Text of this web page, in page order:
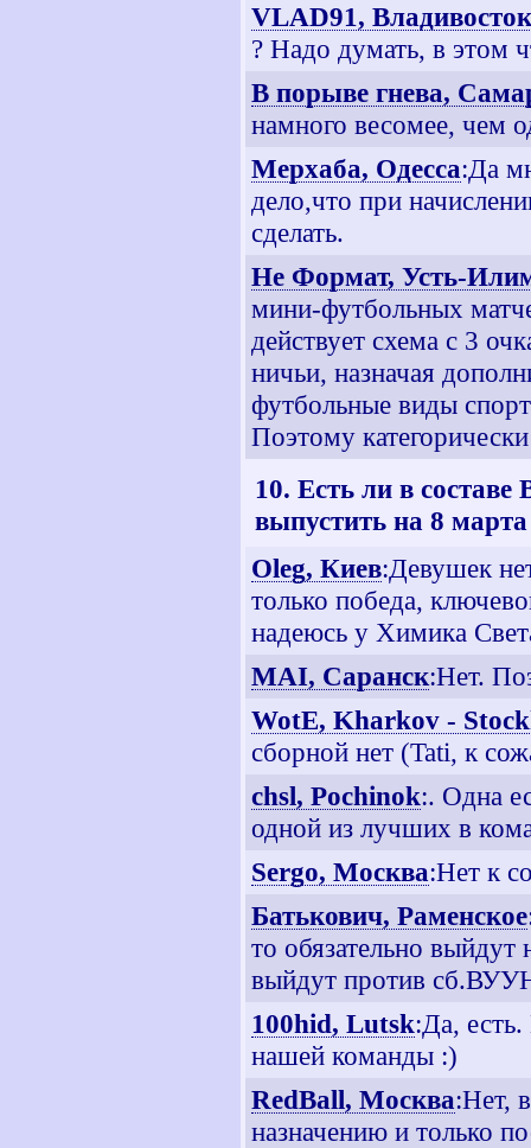
VLAD91, Владивосток
? Надо думать, в этом
В порыве гнева,
намного весомее, чем
Мерхаба, Одесса:Да
дело,что при
сделать.
Не Формат, Усть-
мини-футбольных
действует схема с 3
ничьи, назначая
футбольные виды
Поэтому
10. Есть ли в
выпустить на 8
Oleg, Киев:Девушек
только победа,
надеюсь у Химика
MAI, Саранск:Нет.
WotE, Kharkov -
сборной нет (Tati, к
chsl, Pochinok:. Одна
одной из лучших в
Sergo, Москва:Нет к
Батькович, Раменское
то обязательно
выйдут против
100hid, Lutsk:Да,
нашей команды :)
RedBall, Москва:Нет,
назначению и только